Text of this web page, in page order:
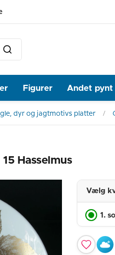
Figurer Andet pynt
dyr og jagtmotivs platter
Hasselmus
Vælg
1.